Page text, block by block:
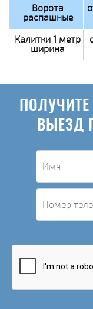
Ворота
распашные
Калитки 1 метр
ширина
ВЫЕЗД